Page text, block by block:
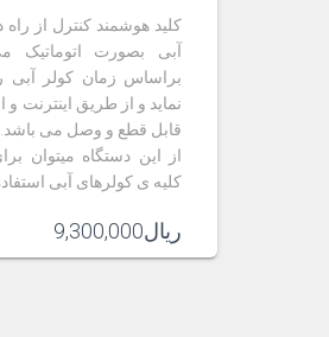
کلید هوشمند کنترل از راه
آبی بصورت اتوماتیک
براساس زمان کولر آبی
نماید و از طریق اینترنت و
قابل قطع و وصل می باشد.
از این دستگاه میتوان
کلیه ی کولرهای آبی
ریال9,300,000